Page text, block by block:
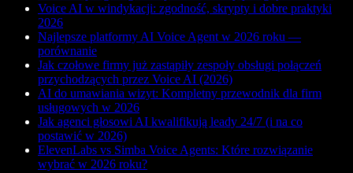
Voice AI w windykacji: zgodność, skrypty i dobre praktyki
2026
Najlepsze platformy AI Voice Agent w 2026 roku —
porównanie
Jak czołowe firmy już zastąpiły zespoły obsługi połączeń
przychodzących przez Voice AI (2026)
AI do umawiania wizyt: Kompletny przewodnik dla firm
usługowych w 2026
Jak agenci głosowi AI kwalifikują leady 24/7 (i na co
postawić w 2026)
ElevenLabs vs Simba Voice Agents: Które rozwiązanie
wybrać w 2026 roku?